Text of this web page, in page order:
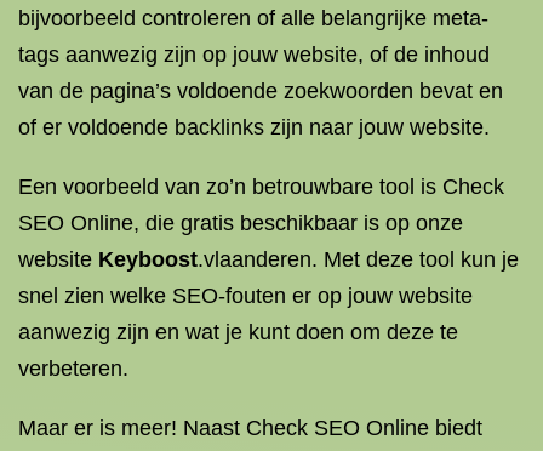
bijvoorbeeld controleren of alle belangrijke meta-
tags aanwezig zijn op jouw website, of de inhoud
van de pagina’s voldoende zoekwoorden bevat en
of er voldoende backlinks zijn naar jouw website.
Een voorbeeld van zo’n betrouwbare tool is Check
SEO Online, die gratis beschikbaar is op onze
website Keyboost.vlaanderen. Met deze tool kun je
snel zien welke SEO-fouten er op jouw website
aanwezig zijn en wat je kunt doen om deze te
verbeteren.
Maar er is meer! Naast Check SEO Online biedt